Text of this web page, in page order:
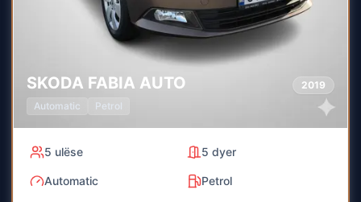
SKODA FABIA AUTO
2019
Automatic
Petrol
5 ulëse 5 dyer
Automatic Petrol